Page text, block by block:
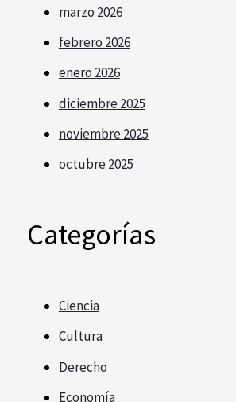
marzo 2026
febrero 2026
enero 2026
diciembre 2025
noviembre 2025
octubre 2025
Categorías
Ciencia
Cultura
Derecho
Economía